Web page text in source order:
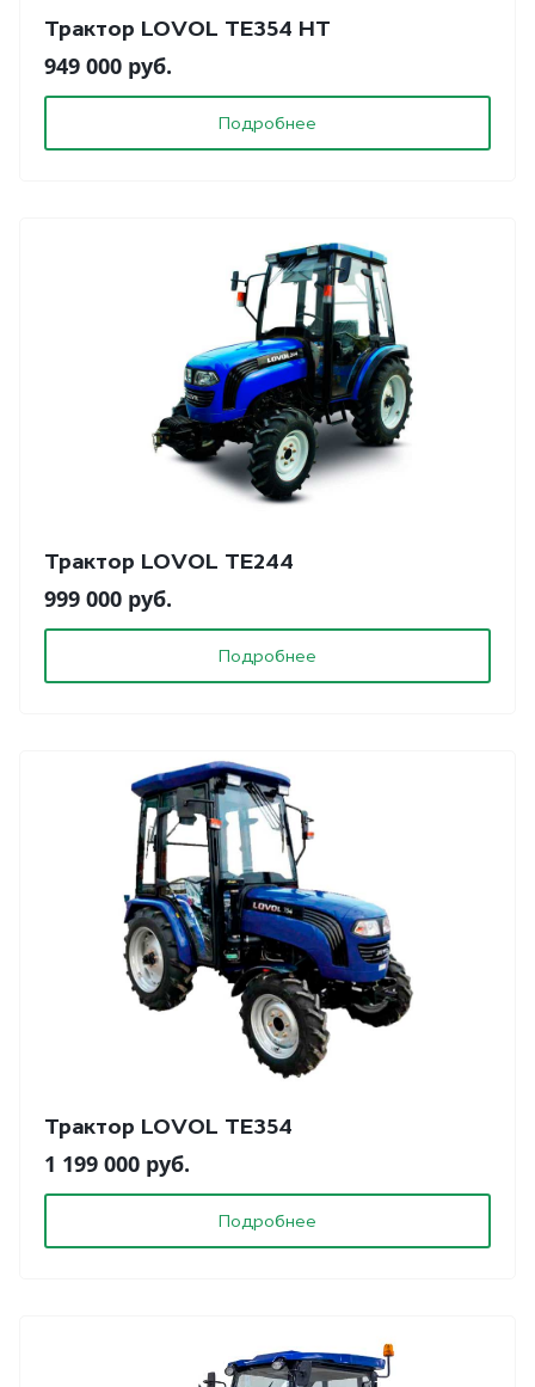
Трактор LOVOL TE354 HT
949 000 руб.
Подробнее
Трактор LOVOL TE244
999 000 руб.
Подробнее
Трактор LOVOL TE354
1 199 000 руб.
Подробнее